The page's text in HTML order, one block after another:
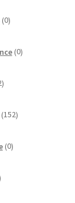
0izdelkov
0izdelkov
izdelka
152izdelkov
0izdelkov